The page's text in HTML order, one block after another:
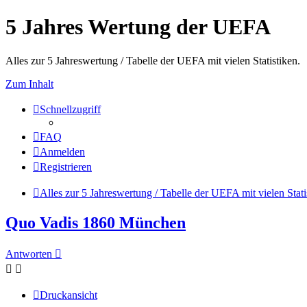
5 Jahres Wertung der UEFA
Alles zur 5 Jahreswertung / Tabelle der UEFA mit vielen Statistiken.
Zum Inhalt
Schnellzugriff
FAQ
Anmelden
Registrieren
Alles zur 5 Jahreswertung / Tabelle der UEFA mit vielen
Quo Vadis 1860 München
Antworten
Druckansicht